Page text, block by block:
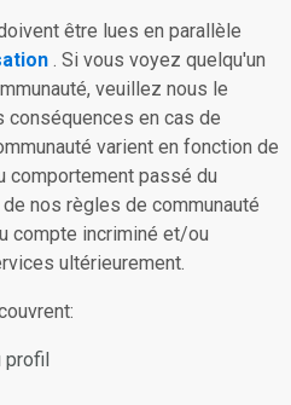
être lues en parallèle
. Si vous voyez quelqu'un
veuillez nous le
conséquences en cas de
varient en fonction de
comportement passé du
nos règles de communauté
compte incriminé et/ou
ultérieurement.
profil